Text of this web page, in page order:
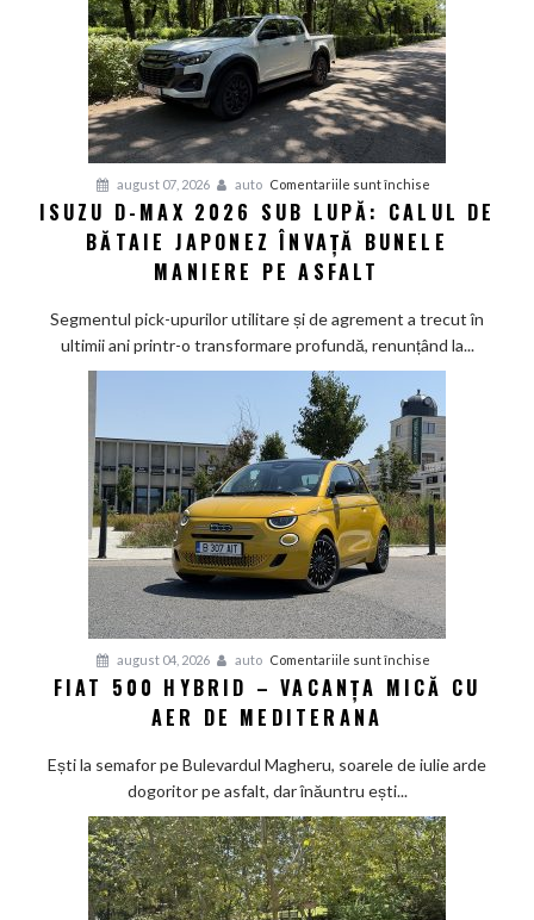
august 07, 2026 auto Comentariile sunt închise
D-
sub
lupă:
de
bătaie
japonez
învață
bunele
maniere
pe
ISUZU D-MAX 2026 SUB LUPĂ: CALUL DE
BĂTAIE JAPONEZ ÎNVAȚĂ BUNELE
MANIERE PE ASFALT
Segmentul pick-upurilor utilitare și de agrement a trecut în
ultimii ani printr-o transformare profundă, renunțând la...
august 04, 2026 auto Comentariile sunt închise
Fiat
–
mică
cu
aer
de
FIAT 500 HYBRID – VACANȚA MICĂ CU
AER DE MEDITERANA
Ești la semafor pe Bulevardul Magheru, soarele de iulie arde
dogoritor pe asfalt, dar înăuntru ești...